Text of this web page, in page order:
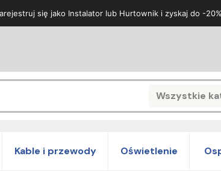
się jako Instalator lub Hurtownik i zyskaj do -
Wszystkie
Search
Kable i przewody Oświetlenie